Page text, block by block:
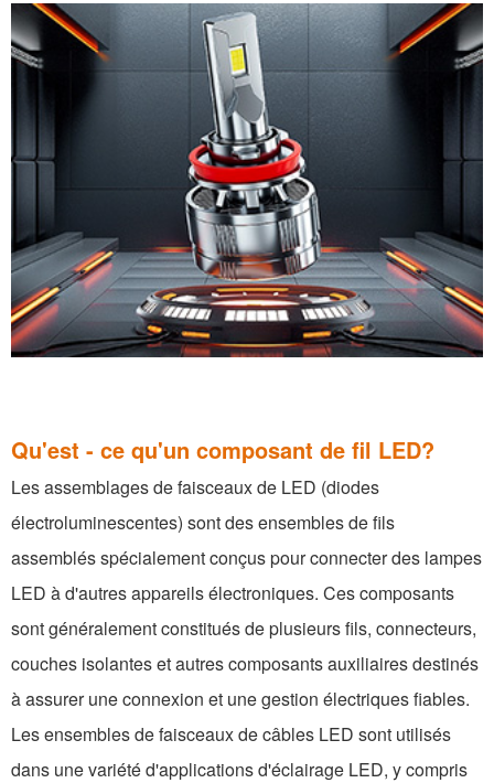
Qu'est - ce qu'un composant de fil LED?
Les assemblages de faisceaux de LED (diodes
électroluminescentes) sont des ensembles de fils
assemblés spécialement conçus pour connecter des lampes
LED à d'autres appareils électroniques. Ces composants
sont généralement constitués de plusieurs fils, connecteurs,
couches isolantes et autres composants auxiliaires destinés
à assurer une connexion et une gestion électriques fiables.
Les ensembles de faisceaux de câbles LED sont utilisés
dans une variété d'applications d'éclairage LED, y compris